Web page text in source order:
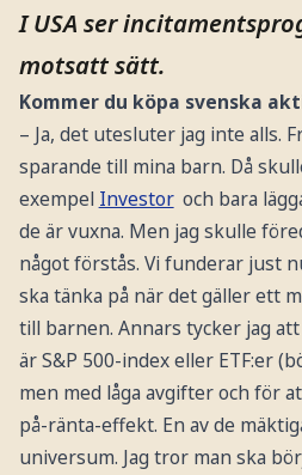
I USA ser
motsatt sätt.
Kommer du köpa svenska
– Ja, det utesluter jag inte alls.
sparande till mina barn. Då
exempel Investor och bara
de är vuxna. Men jag skulle
något förstås. Vi funderar just
ska tänka på när det gäller ett
till barnen. Annars tycker jag
är S&P 500-index eller ETF:er
men med låga avgifter och för
på-ränta-effekt. En av de
universum. Jag tror man ska